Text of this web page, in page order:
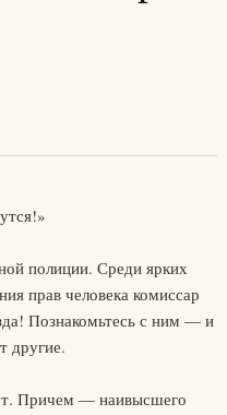
полиции. Среди ярких
прав человека комиссар
Познакомьтесь с ним — и
другие.
Причем — наивысшего